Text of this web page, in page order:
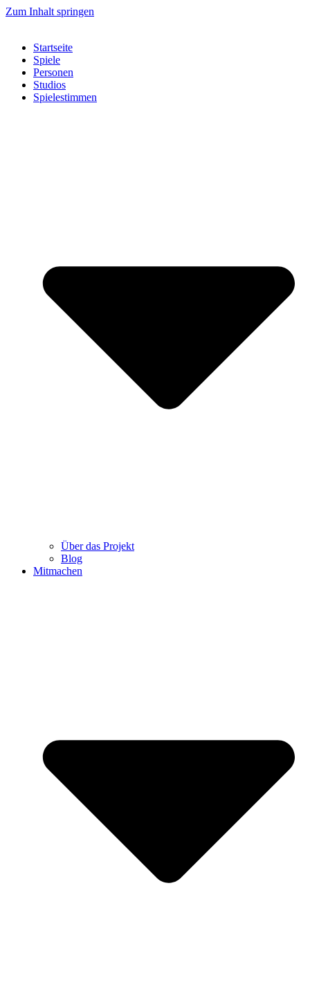
Zum Inhalt springen
Startseite
Spiele
Personen
Studios
Spielestimmen
Über das Projekt
Blog
Mitmachen